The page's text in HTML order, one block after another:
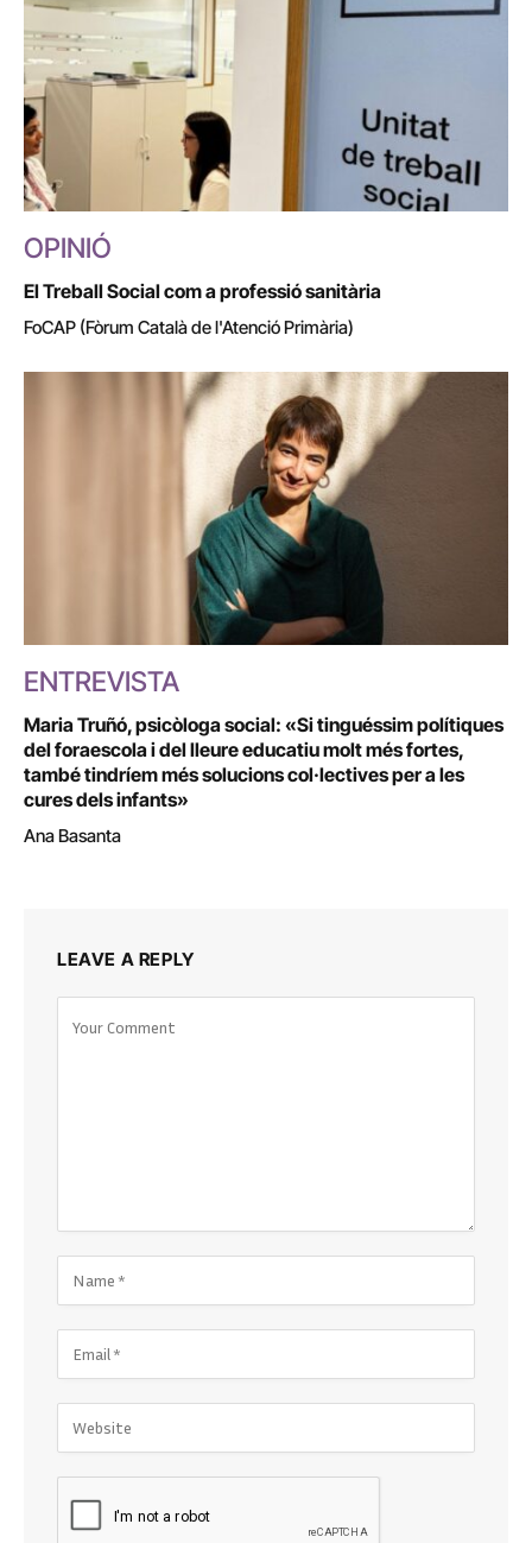
OPINIÓ
El Treball Social com a professió sanitària
FoCAP (Fòrum Català de l'Atenció Primària)
ENTREVISTA
Maria Truñó, psicòloga social: «Si tinguéssim polítiques
del foraescola i del lleure educatiu molt més fortes,
també tindríem més solucions col·lectives per a les
cures dels infants»
Ana Basanta
LEAVE A REPLY